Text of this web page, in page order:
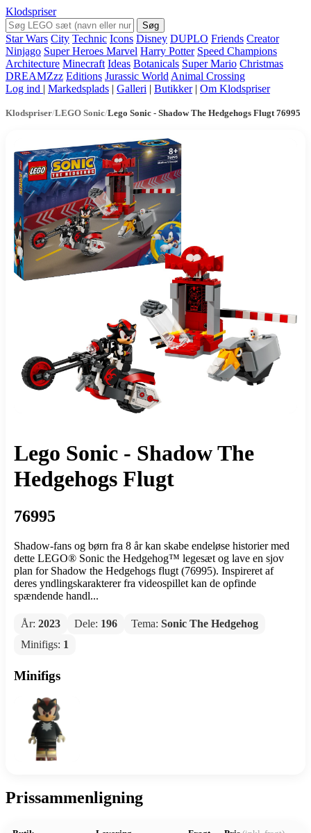
Klodspriser
Søg
Star Wars City Technic Icons Disney DUPLO Friends Creator
Ninjago Super Heroes Marvel Harry Potter Speed Champions
Architecture Minecraft Ideas Botanicals Super Mario Christmas
DREAMZzz Editions Jurassic World Animal Crossing
Log ind | Markedsplads | Galleri | Butikker | Om Klodspriser
Klodspriser/LEGO Sonic/Lego Sonic - Shadow The Hedgehogs Flugt 76995
Lego Sonic - Shadow The
Hedgehogs Flugt
76995
Shadow-fans og børn fra 8 år kan skabe endeløse historier med
dette LEGO® Sonic the Hedgehog™ legesæt og lave en sjov
plan for Shadow the Hedgehogs flugt (76995). Inspireret af
deres yndlingskarakterer fra videospillet kan de opfinde
spændende handl...
År: 2023 Dele: 196 Tema: Sonic The Hedgehog
Minifigs: 1
Minifigs
Prissammenligning